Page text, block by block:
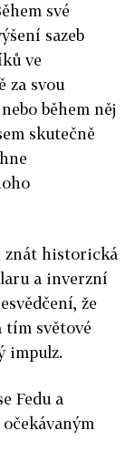
své
sazeb
ve
za svou
během něj
skutečně
znát historická
a inverzní
že
tím světové
impulz.
Fedu a